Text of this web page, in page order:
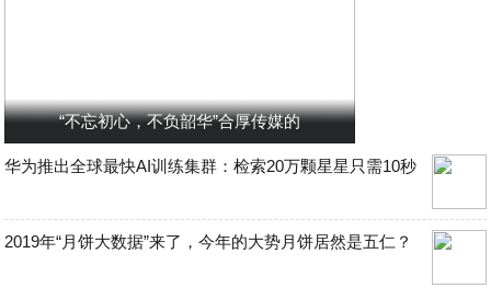
“不忘初心，不负韶华”合厚传媒的
华为推出全球最快AI训练集群：检索20万颗星星只需10秒
2019年“月饼大数据”来了，今年的大势月饼居然是五仁？